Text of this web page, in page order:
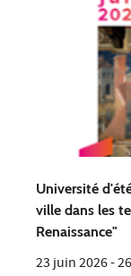
Université
ville dans les
Renaissance"
23 juin 2026-